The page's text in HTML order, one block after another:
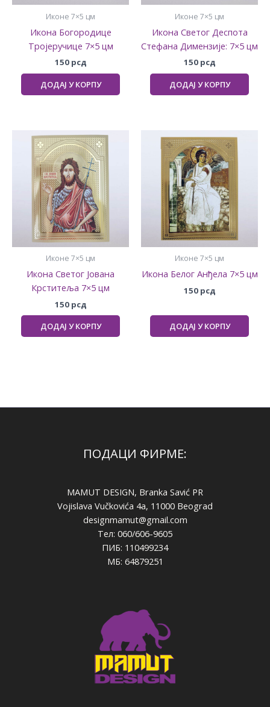
Иконе 7×5 цм
Икона Богородице
Тројеручице 7×5 цм
150 рсд
ДОДАЈ У КОРПУ
Иконе 7×5 цм
Икона Светог Деспота
Стефана Димензије: 7×5 цм
150 рсд
ДОДАЈ У КОРПУ
Иконе 7×5 цм
Икона Светог Јована
Крститеља 7×5 цм
150 рсд
ДОДАЈ У КОРПУ
Иконе 7×5 цм
Икона Белог Анђела 7×5 цм
150 рсд
ДОДАЈ У КОРПУ
ПОДАЦИ ФИРМЕ:
MAMUT DESIGN, Branka Savić PR
Vojislava Vučkovića 4a, 11000 Beograd
designmamut@gmail.com
Тел: 060/606-9605
ПИБ: 110499234
МБ: 64879251